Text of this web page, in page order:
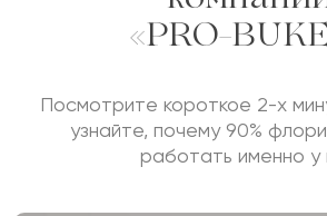
«PRO-
Посмотрите короткое 2-х
узнайте, почему 90%
работать именно у